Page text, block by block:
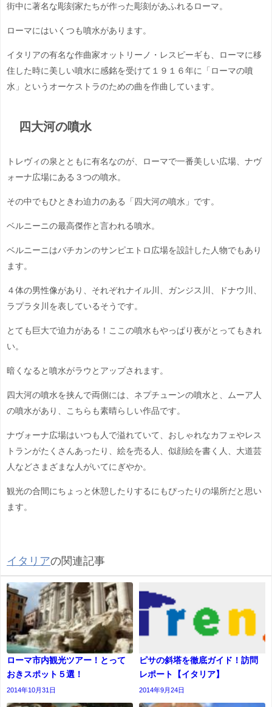
街中に著名な彫刻家たちが作った彫刻があふれるローマ。
ローマにはいくつも噴水があります。
イタリアの有名な作曲家オットリーノ・レスピーギも、ローマに移
住した時に美しい噴水に感銘を受けて１９１６年に「ローマの噴
水」というオーケストラのための曲を作曲しています。
四大河の噴水
トレヴィの泉とともに有名なのが、ローマで一番美しい広場、ナヴ
ォーナ広場にある３つの噴水。
その中でもひときわ迫力のある「四大河の噴水」です。
ベルニーニの最高傑作と言われる噴水。
ベルニーニはバチカンのサンピエトロ広場を設計した人物でもあり
ます。
４体の男性像があり、それぞれナイル川、ガンジス川、ドナウ川、
ラプラタ川を表しているそうです。
とても巨大で迫力がある！ここの噴水もやっぱり夜がとってもきれ
い。
暗くなると噴水がラウとアップされます。
四大河の噴水を挟んで両側には、ネプチューンの噴水と、ムーア人
の噴水があり、こちらも素晴らしい作品です。
ナヴォーナ広場はいつも人で溢れていて、おしゃれなカフェやレス
トランがたくさんあったり、絵を売る人、似顔絵を書く人、大道芸
人などさまざまな人がいてにぎやか。
観光の合間にちょっと休憩したりするにもぴったりの場所だと思い
ます。
イタリアの関連記事
ローマ市内観光ツアー！とって
おきスポット５選！
2014年10月31日
ピサの斜塔を徹底ガイド！訪問
レポート【イタリア】
2014年9月24日